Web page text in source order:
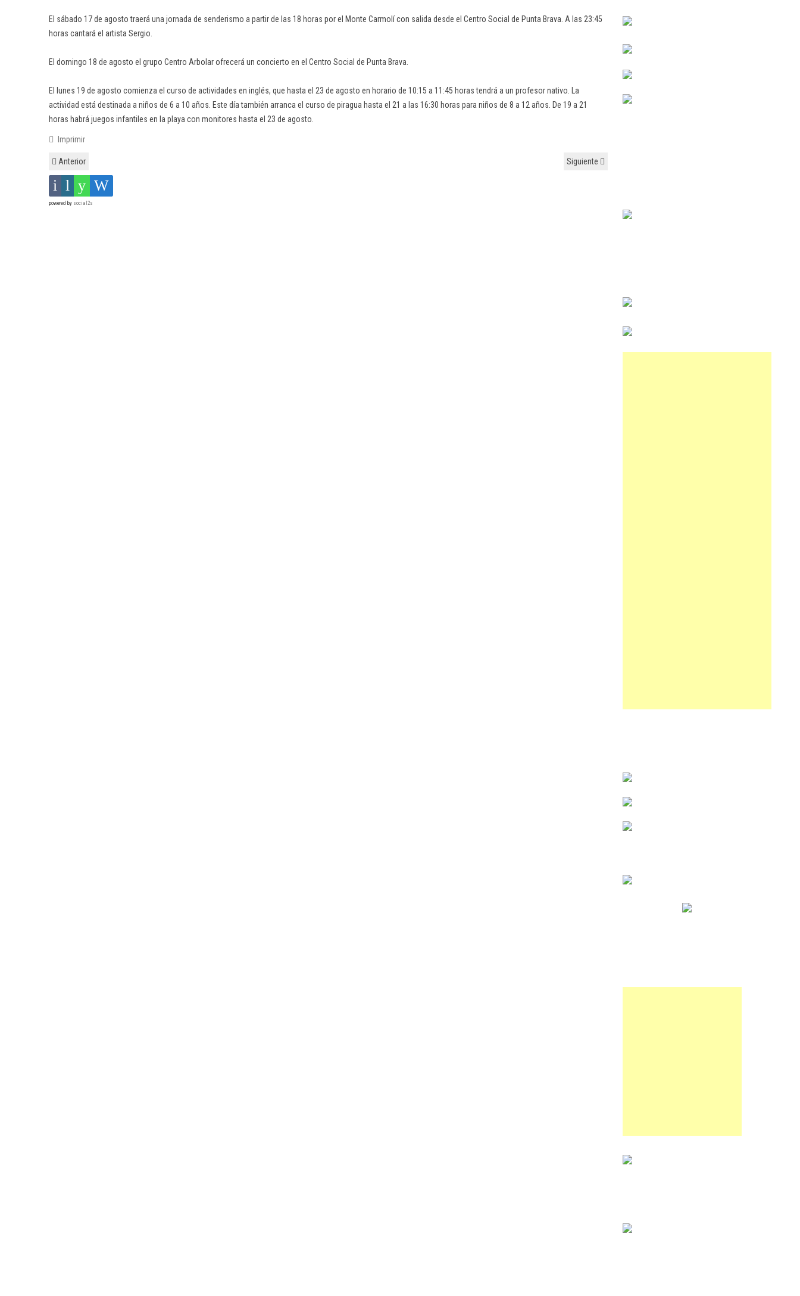
El sábado 17 de agosto traerá una jornada de senderismo a partir de las 18 horas por el Monte Carmolí con salida desde el Centro Social de Punta Brava. A las 23:45
horas cantará el artista Sergio.
El domingo 18 de agosto el grupo Centro Arbolar ofrecerá un concierto en el Centro Social de Punta Brava.
El lunes 19 de agosto comienza el curso de actividades en inglés, que hasta el 23 de agosto en horario de 10:15 a 11:45 horas tendrá a un profesor nativo. La
actividad está destinada a niños de 6 a 10 años. Este día también arranca el curso de piragua hasta el 21 a las 16:30 horas para niños de 8 a 12 años. De 19 a 21
horas habrá juegos infantiles en la playa con monitores hasta el 23 de agosto.
Imprimir
Anterior Siguiente
powered by social2s